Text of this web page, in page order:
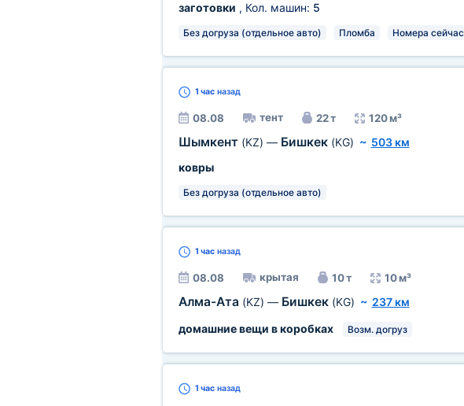
заготовки , Кол. машин: 5
Без догруза (отдельное авто) Пломба Номера сейчас
1 часназад
08.08 тент 22 т 120 м³
Шымкент (KZ) — Бишкек (KG) ~ 503 км
ковры
Без догруза (отдельное авто)
1 часназад
08.08 крытая 10 т 10 м³
Алма-Ата (KZ) — Бишкек (KG) ~ 237 км
домашние вещи в коробках
Возм. догруз
1 часназад